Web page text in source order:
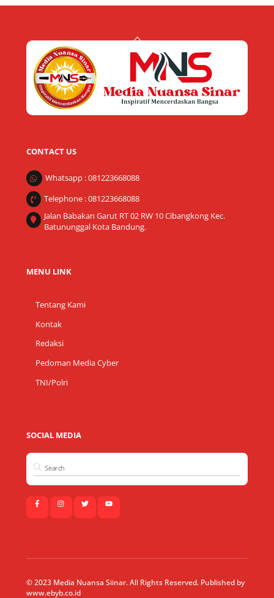
Back
Top
CONTACT US
Whatsapp : 081223668088
Telephone : 081223668088
Jalan Babakan Garut RT 02 RW 10 Cibangkong Kec.
Batununggal Kota Bandung.
MENU LINK
Tentang Kami
Kontak
Redaksi
Pedoman Media Cyber
TNI/Polri
SOCIAL MEDIA
© 2023 Media Nuansa Siinar. All Rights Reserved. Published by
www.ebyb.co.id